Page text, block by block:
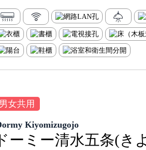
女共用
Kiyomizugojo
ーミー清水五条(き